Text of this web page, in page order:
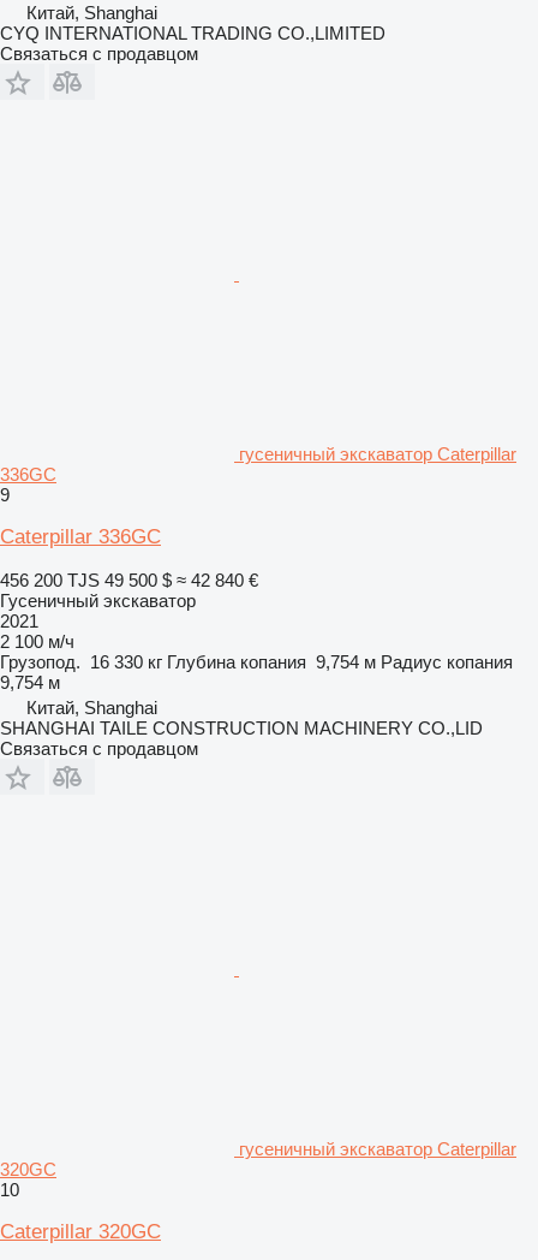
Китай, Shanghai
CYQ INTERNATIONAL TRADING CO.,LIMITED
Связаться с продавцом
гусеничный экскаватор Caterpillar
336GC
9
Caterpillar 336GC
456 200 TJS 49 500 $ ≈ 42 840 €
Гусеничный экскаватор
2021
2 100 м/ч
Грузопод. 16 330 кг Глубина копания 9,754 м Радиус копания
9,754 м
Китай, Shanghai
SHANGHAI TAILE CONSTRUCTION MACHINERY CO.,LID
Связаться с продавцом
гусеничный экскаватор Caterpillar
320GC
10
Caterpillar 320GC